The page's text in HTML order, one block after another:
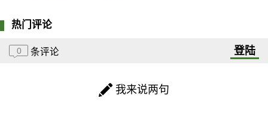
热门评论
0 条评论 登陆
我来说两句